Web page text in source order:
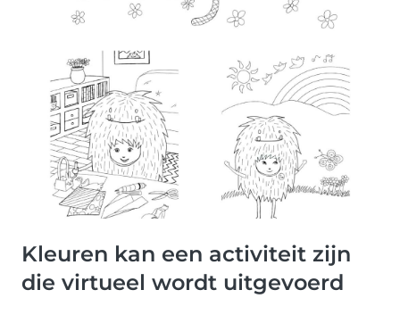
Kleuren kan een activiteit zijn
die virtueel wordt uitgevoerd